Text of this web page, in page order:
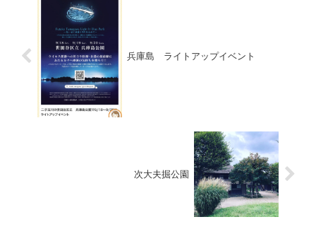
兵庫島 ライトアップイベント
次大夫掘公園